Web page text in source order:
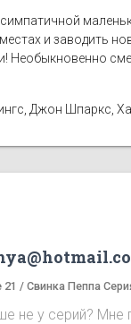
и заводить
Необыкновенно
Джон Шпаркс,
21 / Свинка Пеппа
не у серий? Мне